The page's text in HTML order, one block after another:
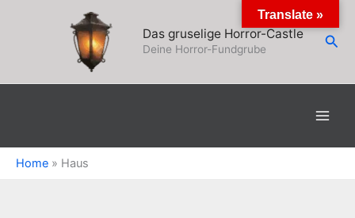
Das gruselige Horror-Castle
Deine Horror-Fundgrube
Home » Haus
Translate »